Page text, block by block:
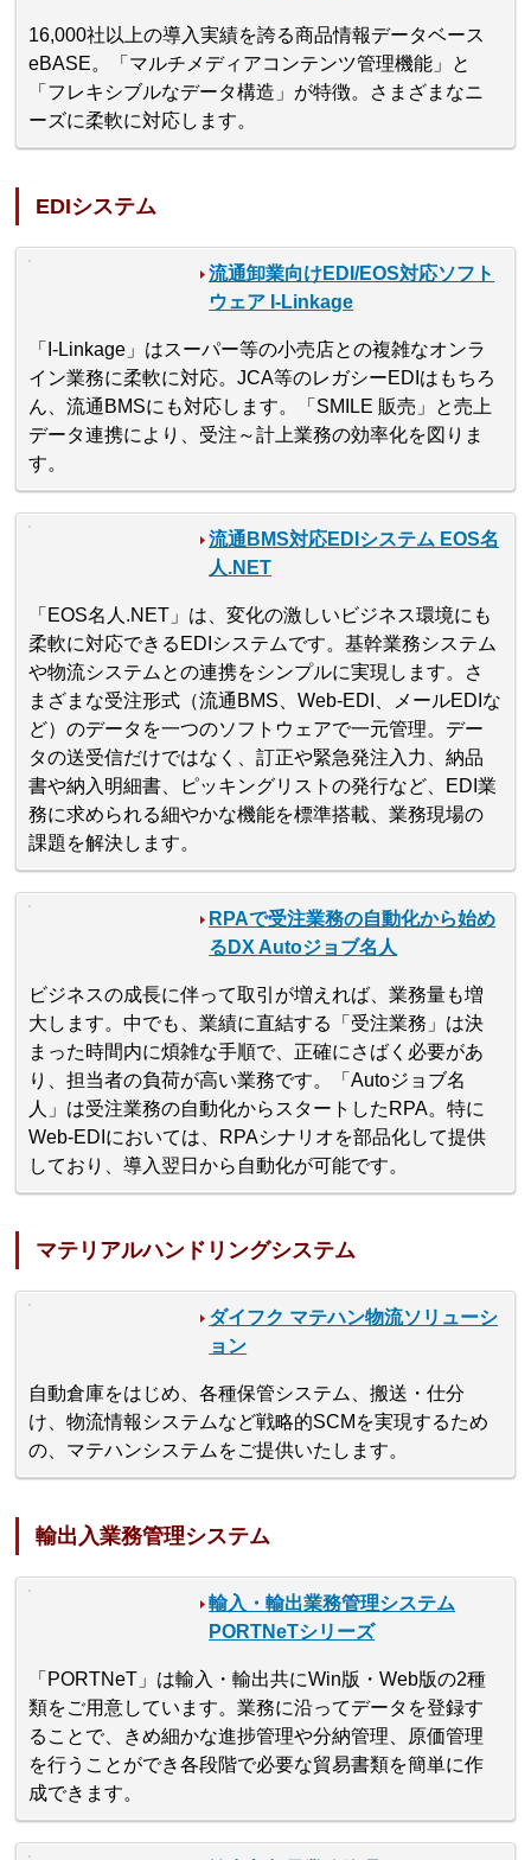
16,000社以上の導入実績を誇る商品情報データベース
eBASE。「マルチメディアコンテンツ管理機能」と
「フレキシブルなデータ構造」が特徴。さまざまなニ
ーズに柔軟に対応します。
EDIシステム
流通卸業向けEDI/EOS対応ソフト
ウェア I-Linkage
「I-Linkage」はスーパー等の小売店との複雑なオンラ
イン業務に柔軟に対応。JCA等のレガシーEDIはもちろ
ん、流通BMSにも対応します。「SMILE 販売」と売上
データ連携により、受注～計上業務の効率化を図りま
す。
流通BMS対応EDIシステム EOS名
人.NET
「EOS名人.NET」は、変化の激しいビジネス環境にも
柔軟に対応できるEDIシステムです。基幹業務システム
や物流システムとの連携をシンプルに実現します。さ
まざまな受注形式（流通BMS、Web-EDI、メールEDIな
ど）のデータを一つのソフトウェアで一元管理。デー
タの送受信だけではなく、訂正や緊急発注入力、納品
書や納入明細書、ピッキングリストの発行など、EDI業
務に求められる細やかな機能を標準搭載、業務現場の
課題を解決します。
RPAで受注業務の自動化から始め
るDX Autoジョブ名人
ビジネスの成長に伴って取引が増えれば、業務量も増
大します。中でも、業績に直結する「受注業務」は決
まった時間内に煩雑な手順で、正確にさばく必要があ
り、担当者の負荷が高い業務です。「Autoジョブ名
人」は受注業務の自動化からスタートしたRPA。特に
Web-EDIにおいては、RPAシナリオを部品化して提供
しており、導入翌日から自動化が可能です。
マテリアルハンドリングシステム
ダイフク マテハン物流ソリューシ
ョン
自動倉庫をはじめ、各種保管システム、搬送・仕分
け、物流情報システムなど戦略的SCMを実現するため
の、マテハンシステムをご提供いたします。
輸出入業務管理システム
輸入・輸出業務管理システム
PORTNeTシリーズ
「PORTNeT」は輸入・輸出共にWin版・Web版の2種
類をご用意しています。業務に沿ってデータを登録す
ることで、きめ細かな進捗管理や分納管理、原価管理
を行うことができ各段階で必要な貿易書類を簡単に作
成できます。